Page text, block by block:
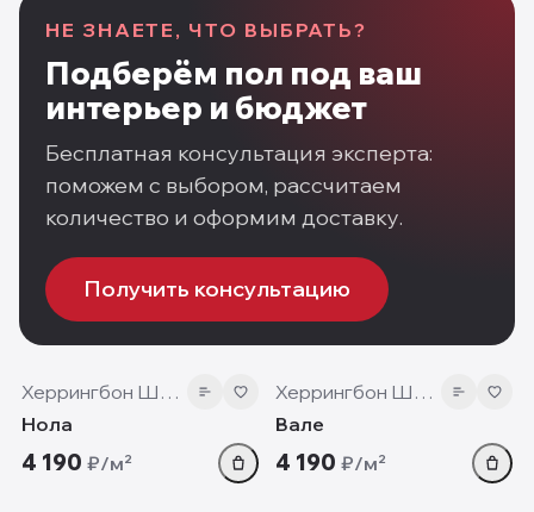
НЕ ЗНАЕТЕ, ЧТО ВЫБРАТЬ?
Подберём пол под ваш
интерьер и бюджет
Бесплатная консультация эксперта:
поможем с выбором, рассчитаем
количество и оформим доставку.
Получить консультацию
12 мм
Херрингбон Шеврон
Нола
4 190 ₽/м²
12 мм
Херрингбон Шеврон
Вале
4 190 ₽/м²
12 мм 8 мм